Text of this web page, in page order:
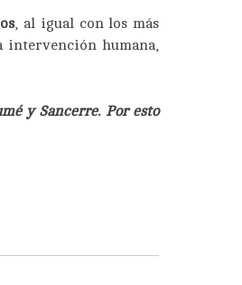
, al igual con los más
intervención humana,
y Sancerre. Por esto